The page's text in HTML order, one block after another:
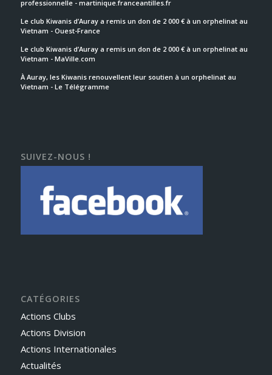
professionnelle - martinique.franceantilles.fr
Le club Kiwanis d’Auray a remis un don de 2 000 € à un orphelinat au
Vietnam - Ouest-France
Le club Kiwanis d’Auray a remis un don de 2 000 € à un orphelinat au
Vietnam - MaVille.com
À Auray, les Kiwanis renouvellent leur soutien à un orphelinat au
Vietnam - Le Télégramme
SUIVEZ-NOUS !
CATÉGORIES
Actions Clubs
Actions Division
Actions Internationales
Actualités